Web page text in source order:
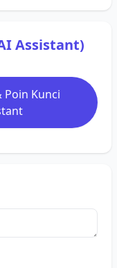
Assistant)
Poin Kunci